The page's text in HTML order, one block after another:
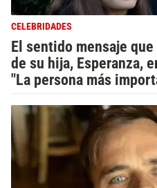
CELEBRIDADES
El sentido mensaje
de su hija, Esperanza,
"La persona más